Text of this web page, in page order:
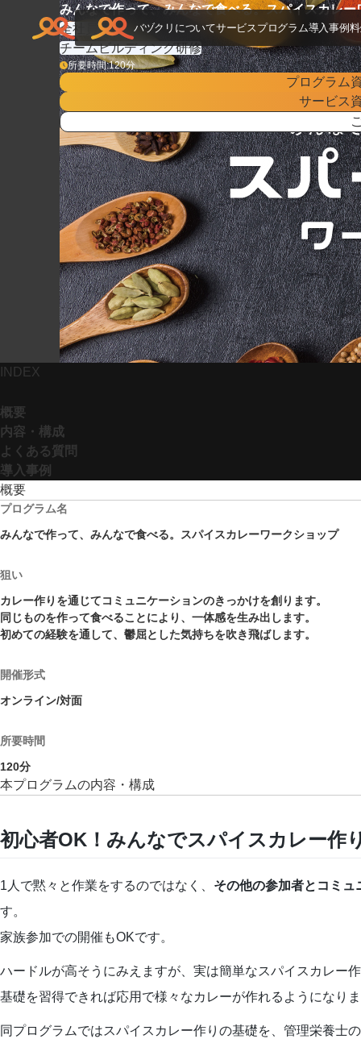
バヅクリについてサービスプログラム導入事例
TOP > 研修プログラム > みんなで作って、みんなで食べる。スパイ
みんなで作って、みんなで食べる。スパイスカレー
全社員研修
チームビルディング研修
所要時間:120分
プログラム
サービス
INDEX
概要
内容・構成
よくある質問
導入事例
概要
プログラム名
みんなで作って、みんなで食べる。スパイスカレーワークショップ
狙い
カレー作りを通じてコミュニケーションのきっかけを創ります。
同じものを作って食べることにより、一体感を生み出します。
初めての経験を通して、鬱屈とした気持ちを吹き飛ばします。
開催形式
オンライン/対面
所要時間
120分
本プログラムの内容・構成
初心者OK！みんなでスパイスカレー作
1人で黙々と作業をするのではなく、 その他の参加者とコミ
す。
家族参加での開催もOKです。
ハードルが高そうにみえますが、実は簡単なスパイスカレー
基礎を習得できれば応用で様々なカレーが作れるようになり
同プログラムではスパイスカレー作りの基礎を、管理栄養士